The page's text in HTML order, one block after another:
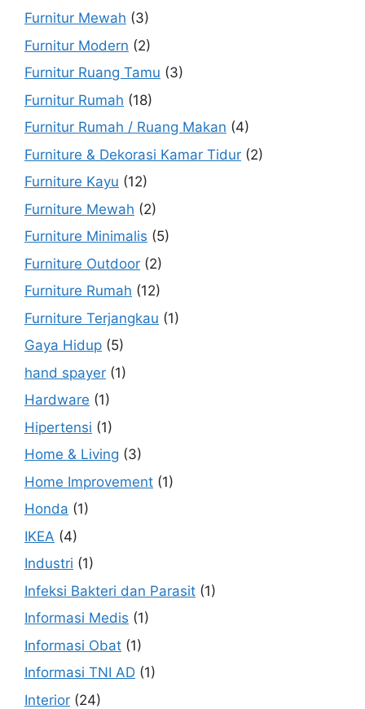
Furnitur Mewah (3)
Furnitur Modern (2)
Furnitur Ruang Tamu (3)
Furnitur Rumah (18)
Furnitur Rumah / Ruang Makan (4)
Furniture & Dekorasi Kamar Tidur (2)
Furniture Kayu (12)
Furniture Mewah (2)
Furniture Minimalis (5)
Furniture Outdoor (2)
Furniture Rumah (12)
Furniture Terjangkau (1)
Gaya Hidup (5)
hand spayer (1)
Hardware (1)
Hipertensi (1)
Home & Living (3)
Home Improvement (1)
Honda (1)
IKEA (4)
Industri (1)
Infeksi Bakteri dan Parasit (1)
Informasi Medis (1)
Informasi Obat (1)
Informasi TNI AD (1)
Interior (24)